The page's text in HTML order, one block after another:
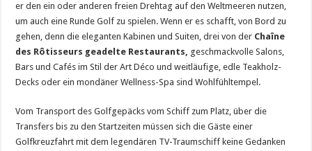
er den ein oder anderen freien Drehtag auf den Weltmeeren nutzen,
um auch eine Runde Golf zu spielen. Wenn er es schafft, von Bord zu
gehen, denn die eleganten Kabinen und Suiten, drei von der Chaîne
des Rôtisseurs geadelte Restaurants, geschmackvolle Salons,
Bars und Cafés im Stil der Art Déco und weitläufige, edle Teakholz-
Decks oder ein mondäner Wellness-Spa sind Wohlfühltempel.
Vom Transport des Golfgepäcks vom Schiff zum Platz, über die
Transfers bis zu den Startzeiten müssen sich die Gäste einer
Golfkreuzfahrt mit dem legendären TV-Traumschiff keine Gedanken